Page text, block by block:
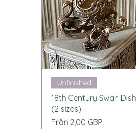
Snabbvisning
Unfinished
18th Century Swan Dish
(2 sizes)
Från 2,00 GBP
Reapris